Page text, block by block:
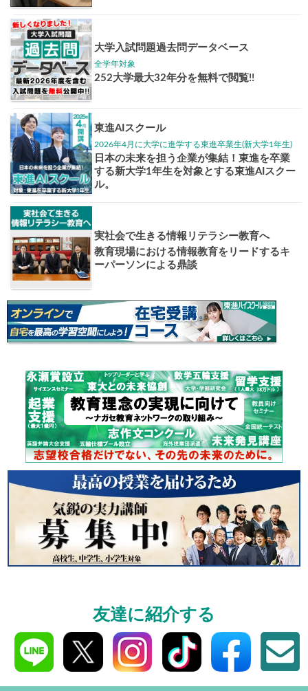
大学入試偏差値ランキング 現役合格
お知らせ・イベント
1日体験
高3生・高2生・高1生対
導を今すぐ体験!!
個別相談
高3生・高2生・高1生と
受験や高校の成績
ください！
資料請求
高3生・高2生・高1生対
資料請求・イベン
友達に紹介する